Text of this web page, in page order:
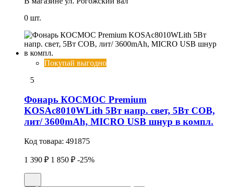
0 шт.
Покупай выгодно
5
Фонарь КОСМОС Premium
KOSAc8010WLith 5Вт напр. свет, 5Вт СОВ,
лит/ 3600mAh, MICRO USB шнур в компл.
Код товара: 491875
1 390 ₽ 1 850 ₽ -25%